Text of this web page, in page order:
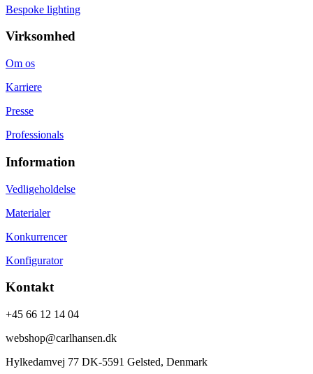
Bespoke lighting
Virksomhed
Om os
Karriere
Presse
Professionals
Information
Vedligeholdelse
Materialer
Konkurrencer
Konfigurator
Kontakt
+45 66 12 14 04
webshop@carlhansen.dk
Hylkedamvej 77 DK-5591 Gelsted, Denmark